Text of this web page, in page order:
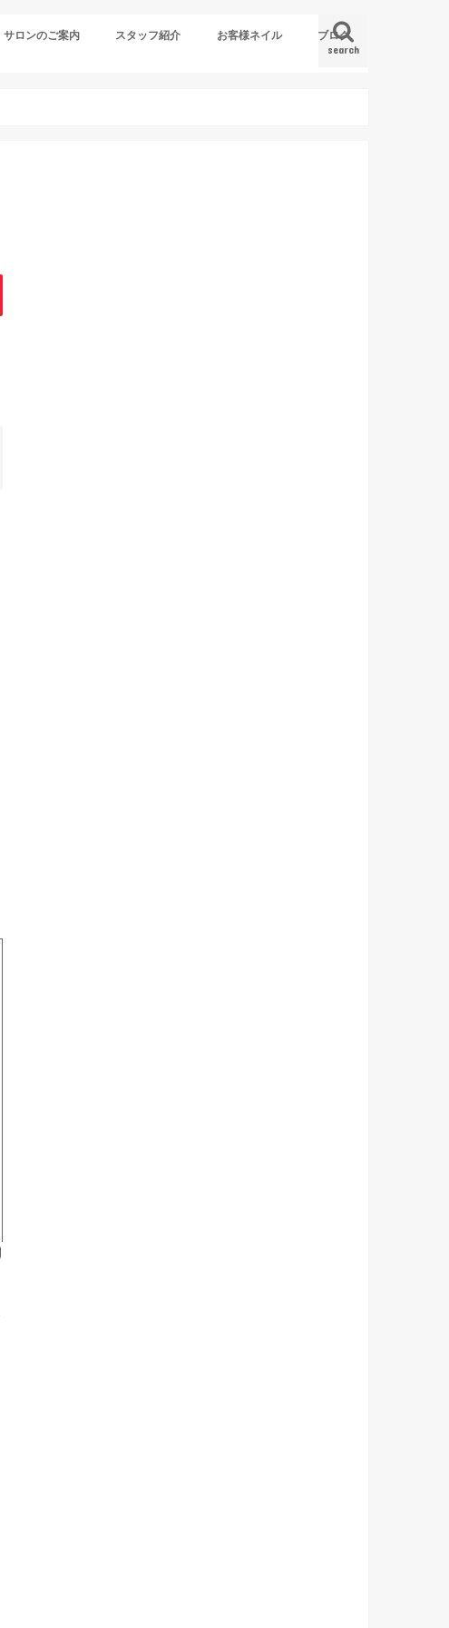
search
サロンのご案内 スタッフ紹介 お客様ネイル ブログ